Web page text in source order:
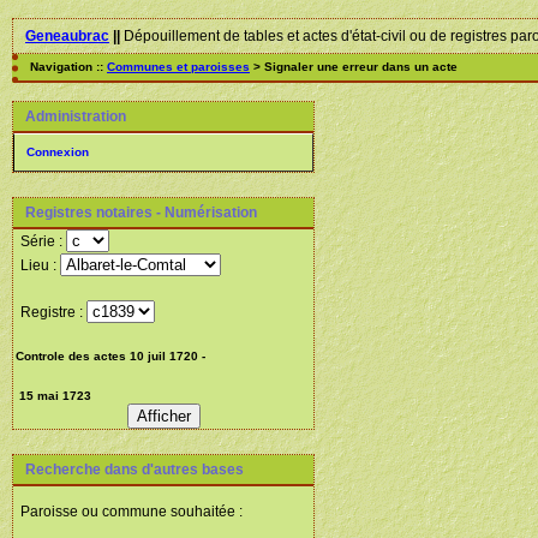
Geneaubrac||Dépouillement de tables et actes d'état-civil ou de registres
Navigation :: Communes et paroisses > Signaler une erreur dans un acte
Administration
Connexion
Registres notaires - Numérisation
Série :
Lieu :
Registre :
Recherche dans d'autres bases
Paroisse ou commune souhaitée :